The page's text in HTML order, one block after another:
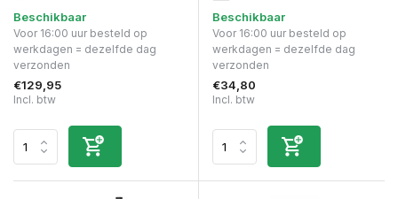
Beschikbaar
Voor 16:00 uur besteld op
werkdagen = dezelfde dag
verzonden
€129,95
Incl. btw
Beschikbaar
Voor 16:00 uur besteld op
werkdagen = dezelfde dag
verzonden
€34,80
Incl. btw